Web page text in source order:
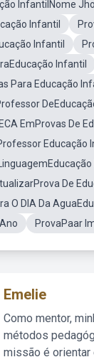
InfantilNome
Infantil
Infantil
Infantil
Para Educação
EmProvas De
Educação
De
O DIA Da
ProvaPaar
Emelie
Como mentor,
métodos
missão é orientar